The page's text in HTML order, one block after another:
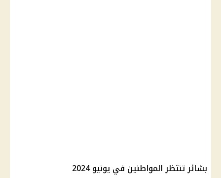
بشائر تنتظر المواطنين في يونيو 2024